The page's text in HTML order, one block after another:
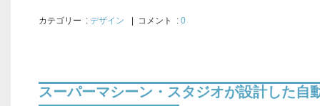
カテゴリー : デザイン | コメント : 0
スーパーマシーン・スタジオが設計した自